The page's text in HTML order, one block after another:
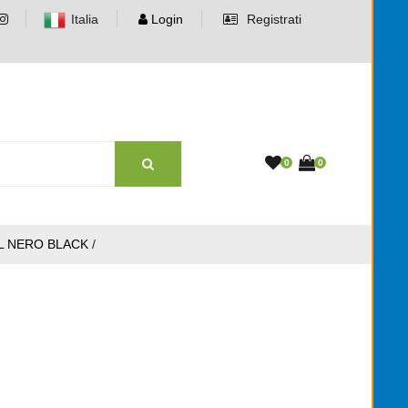
Italia Login Registrati
0 0
NERO BLACK /